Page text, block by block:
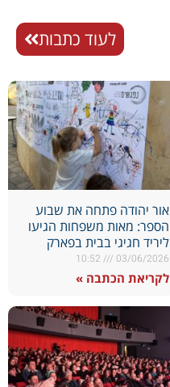
לעוד כתבות
אור יהודה פתחה את שבוע
הספר: מאות משפחות הגיעו
ליריד חגיגי בבית בפארק
03/06/2026
לקריאת הכתבה »